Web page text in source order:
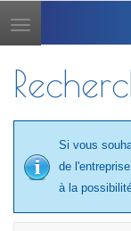
Toggle
navigation
Si vous
de
à la